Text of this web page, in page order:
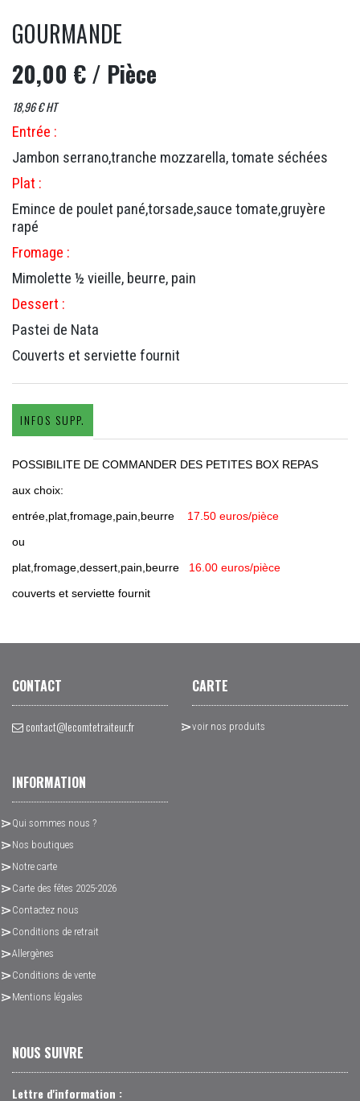
GOURMANDE
20,00 €/ Pièce
18,96 € HT
Entrée :
Jambon serrano,tranche mozzarella, tomate séchées
Plat :
Emince de poulet pané,torsade,sauce tomate,gruyère
rapé
Fromage :
Mimolette ½ vieille, beurre, pain
Dessert :
Pastei de Nata
Couverts et serviette fournit
INFOS SUPP.
POSSIBILITE DE COMMANDER DES PETITES BOX REPAS
aux choix:
entrée,plat,fromage,pain,beurre 17.50 euros/pièce
ou
plat,fromage,dessert,pain,beurre 16.00 euros/pièce
couverts et serviette fournit
CONTACT
contact@lecomtetraiteur.fr
CARTE
voir nos produits
INFORMATION
Qui sommes nous ?
Nos boutiques
Notre carte
Carte des fêtes 2025-2026
Contactez nous
Conditions de retrait
Allergènes
Conditions de vente
Mentions légales
NOUS SUIVRE
Lettre d'information :